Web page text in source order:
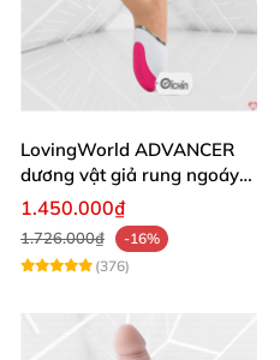
LovingWorld ADVANCER
dương vật giả rung ngoáy
thụt 7 chế độ
1.450.000₫
1.726.000₫
-16%
(376)